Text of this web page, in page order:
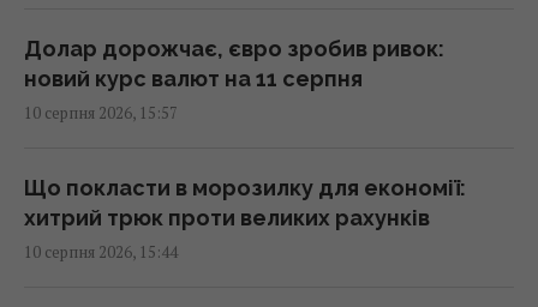
15:40 понеділок, 10 серпня 2026
Простій Червоноградської ЦЗФ залишає
депутат
15:33 понеділок, 10 серпня 2026
Долар дорожчає, євро зробив ривок:
новий курс валют на 11 серпня
10 серпня 2026, 15:57
Що покласти в морозилку для економії:
хитрий трюк проти великих рахунків
10 серпня 2026, 15:44